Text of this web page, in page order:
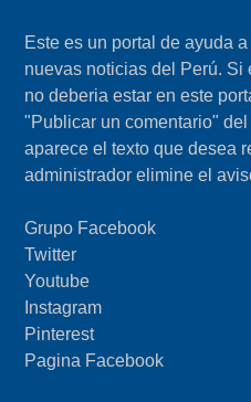
Este es un portal de ayuda
nuevas noticias del Perú. Si
no deberia estar en este
"Publicar un comentario"
aparece el texto que desea
administrador elimine el
Grupo Facebook
Twitter
Youtube
Instagram
Pinterest
Pagina Facebook